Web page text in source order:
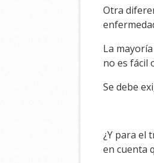
Otra
La
no es fácil
Se debe
¿Y para el
en cuenta